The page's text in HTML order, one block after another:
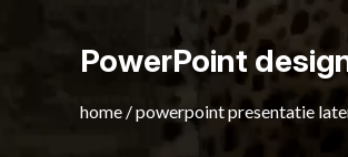
PowerPoint
home /powerpoint presentatie